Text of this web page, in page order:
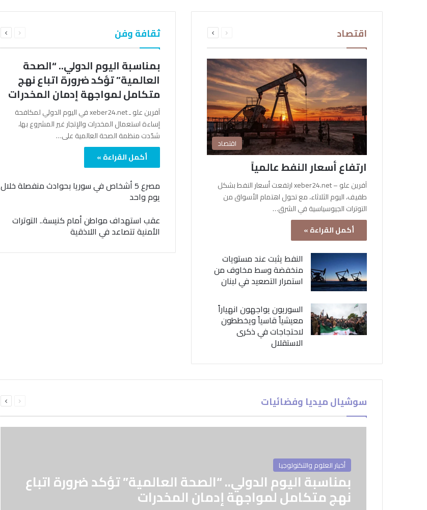
اقتصاد الصفحةالصفحة
اقتصاد
ارتفاع أسعار النفط عالمياً
آفرين علو – xeber24.net ارتفعت أسعار النفط بشكل
طفيف، اليوم الثلاثاء، مع تحول اهتمام الأسواق من
التوترات الجيوسياسية في الشرق…
أكمل القراءة »
النفط يثبت عند مستويات
منخفضة وسط مخاوف من
استمرار التصعيد في لبنان
السوريون يواجهون انهياراً
معيشياً قاسياً ويخططون
لاحتجاجات في ذكرى
الاستقلال
ثقافة وفن الصفحةالصفحة
بمناسبة اليوم الدولي.. “الصحة
العالمية” تؤكد ضرورة اتباع نهج
متكامل لمواجهة إدمان المخدرات
آفرين علو ـ xeber24.net في اليوم الدولي لمكافحة
إساءة استعمال المخدرات والإتجار غير المشروع بها،
شدّدت منظمة الصحة العالمية على…
أكمل القراءة »
مصرع 5 أشخاص في سوريا بحوادث منفصلة خلال
يوم واحد
عقب استهداف مواطن أمام كنيسة.. التوترات
الأمنية تتصاعد في اللاذقية
سوشيال ميديا وفضائيات الصفحةالصفحة
أخبار العلوم والتكنولوجيا
بمناسبة اليوم الدولي.. “الصحة العالمية” تؤكد ضرورة اتباع
نهج متكامل لمواجهة إدمان المخدرات